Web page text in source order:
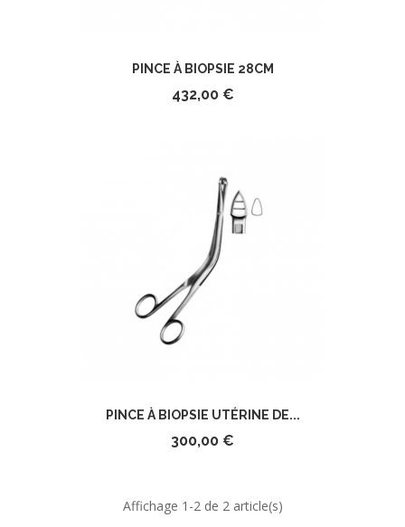
PINCE À BIOPSIE 28CM
432,00 €
PINCE À BIOPSIE UTÉRINE DE...
300,00 €
Affichage 1-2 de 2 article(s)